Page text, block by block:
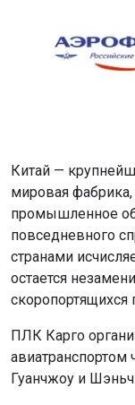
Китай —
мировая
промышленное
повседневного
странами
остается
скоропортящихся
ПЛК Карго
авиатранспортом
Гуанчжоу и